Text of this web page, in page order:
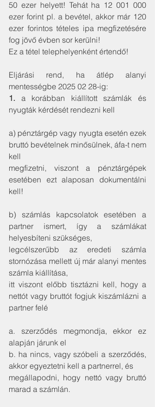
50 ezer helyett! Tehát ha 12 001 000
ezer forint pl. a bevétel, akkor már 120
ezer forintos tételes ipa megfizetésére
fog jövő évben sor kerülni!
Ez a tétel telephelyenként értendő!
Eljárási rend, ha átlép alanyi
mentességbe 2025 02 28-ig:
1. a korábban kiállított számlák és
nyugták kérdését rendezni kell
a) pénztárgép vagy nyugta esetén ezek
bruttó bevételnek minősülnek, áfa-t nem
kell
megfizetni, viszont a pénztárgépek
esetében ezt alaposan dokumentálni
kell!
b) számlás kapcsolatok esetében a
partner ismert, így a számlákat
helyesbíteni szükséges,
legcélszerűbb az eredeti számla
stornózása mellett új már alanyi mentes
számla kiállítása,
itt viszont előbb tisztázni kell, hogy a
nettót vagy bruttót fogjuk kiszámlázni a
partner felé
a. szerződés megmondja, ekkor ez
alapján járunk el
b. ha nincs, vagy szóbeli a szerződés,
akkor egyeztetni kell a partnerrel, és
megállapodni, hogy nettó vagy bruttó
marad a számlán.